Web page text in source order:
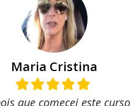
Maria Cristina
que comecei este curso